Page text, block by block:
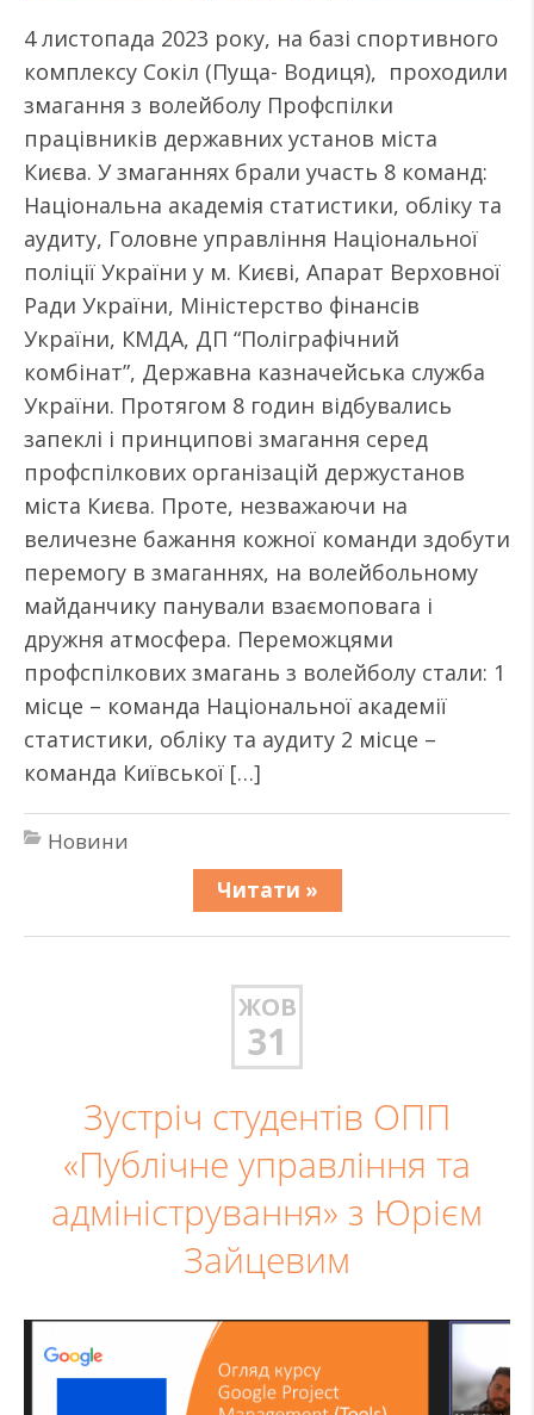
4 листопада 2023 року, на базі спортивного
комплексу Сокіл (Пуща- Водиця), проходили
змагання з волейболу Профспілки
працівників державних установ міста
Києва. У змаганнях брали участь 8 команд:
Національна академія статистики, обліку та
аудиту, Головне управління Національної
поліції України у м. Києві, Апарат Верховної
Ради України, Міністерство фінансів
України, КМДА, ДП “Поліграфічний
комбінат”, Державна казначейська служба
України. Протягом 8 годин відбувались
запеклі і принципові змагання серед
профспілкових організацій держустанов
міста Києва. Проте, незважаючи на
величезне бажання кожної команди здобути
перемогу в змаганнях, на волейбольному
майданчику панували взаємоповага і
дружня атмосфера. Переможцями
профспілкових змагань з волейболу стали: 1
місце – команда Національної академії
статистики, обліку та аудиту 2 місце –
команда Київської […]
Новини
Читати »
ЖОВ
31
Зустріч студентів ОПП
«Публічне управління та
адміністрування» з Юрієм
Зайцевим